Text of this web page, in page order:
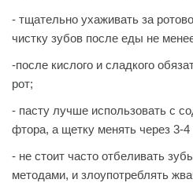
- тщательно ухаживать за
чистку зубов после еды не
-после кислого и сладкого
рот;
- пасту лучше использовать с
фтора, а щетку менять через 3-
- не стоит часто отбеливать
методами, и злоупотреблять